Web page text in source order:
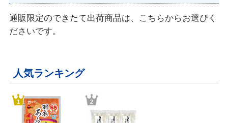
通販限定のできたて出荷商品は、こちらからお選びく
ださいです。
人気ランキング
1 2